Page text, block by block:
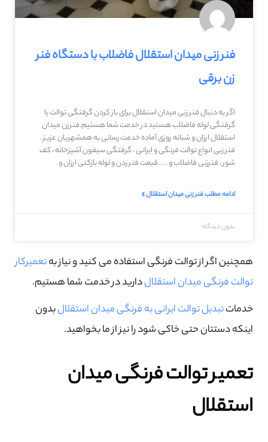
فنر زنی میدان استقلال فاضلاب با دستگاه فنر
زن برقی
اگر به دنبال فنر زنی میدان استقلال برای باز کردن گرفتگی توالت یا
گرفتگی لوله فاضلاب هستید در خدمت شما هستیم.فنرزن میدان
استقلال ارزان و شبانه روزی آماده خدمت رسانی به همشهریان عزیز .
فنر زنی انواع توالت فرنگی و ایرانی ، گرفتگی سیفون آشپزخانه ، کف
شور ، فنرزنی فاضلاب و … . قیمت فنر زدن و لوله بازکنی ارزان و
ادامه مطلب فنر زنی میدان استقلال »
بدون دیدگاه
همچنین اگر از توالت فرنگی استفاده می کنید و نیاز بهتعمیرکار
توالت فرنگی میدان استقلالدارید در خدمت شما هستیم.
خدماتتبدیل توالت ایرانی به فرنگی میدان استقلالبدون
اینکه دستتان حتی خاکی شود را نیز از ما بخواهید.
تعمیر توالت فرنگی میدان
استقلال